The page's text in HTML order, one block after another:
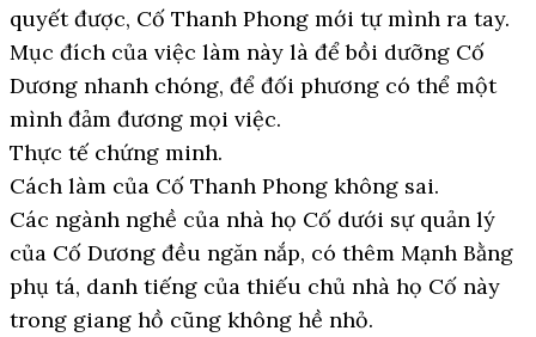
quyết được, Cố Thanh Phong mới tự mình ra tay.
Mục đích của việc làm này là để bồi dưỡng Cố
Dương nhanh chóng, để đối phương có thể một
mình đảm đương mọi việc.
Thực tế chứng minh.
Cách làm của Cố Thanh Phong không sai.
Các ngành nghề của nhà họ Cố dưới sự quản lý
của Cố Dương đều ngăn nắp, có thêm Mạnh Bằng
phụ tá, danh tiếng của thiếu chủ nhà họ Cố này
trong giang hồ cũng không hề nhỏ.